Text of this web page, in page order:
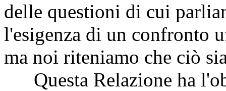
delle questioni di cui
l'esigenza di un confronto
ma noi riteniamo che ciò
Questa Relazione ha